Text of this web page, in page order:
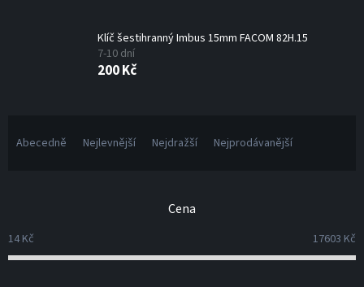
Klíč šestihranný Imbus 15mm FACOM 82H.15
7-10 dní
200 Kč
p
r
o
Abecedně Nejlevnější Nejdražší Nejprodávanější
Cena
14 Kč 17603 Kč